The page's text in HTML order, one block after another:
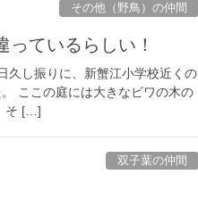
その他（野鳥）の仲間
ているらしい！
久し振りに、新蟹江小学校近くの
ここの庭には大きなビワの木の
そ […]
双子葉の仲間